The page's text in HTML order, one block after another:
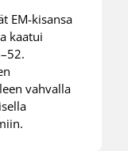
EM-kisansa
kaatui
vahvalla